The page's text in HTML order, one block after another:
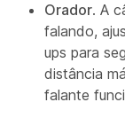
Orador. A
falando,
ups para
distância
falante